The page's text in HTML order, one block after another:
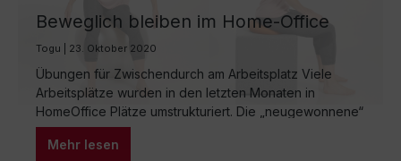
Beweglich bleiben im Home-Office
Togu | 23. Oktober 2020
Übungen für Zwischendurch am Arbeitsplatz Viele
Arbeitsplätze wurden in den letzten Monaten in
HomeOffice Plätze umstrukturiert. Die „neugewonnene“
Zeit durch den Wegfall der Anfahrtszeit wird von vielen
Menschen genutzt um mehr Sport zu treiben. Was für
Mehr lesen